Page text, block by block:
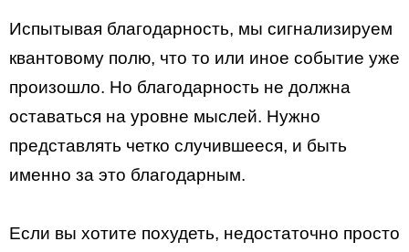
Испытывая благодарность, мы сигнализируем
квантовому полю, что то или иное событие уже
произошло. Но благодарность не должна
оставаться на уровне мыслей. Нужно
представлять четко случившееся, и быть
именно за это благодарным.
Если вы хотите похудеть, недостаточно просто